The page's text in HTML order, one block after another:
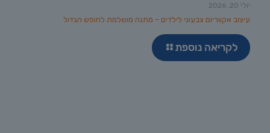
יולי 20, 2026
עיצוב אקווריום צבעוני לילדים – מתנה מושלמת לחופש הגדול
לקריאה נוספת